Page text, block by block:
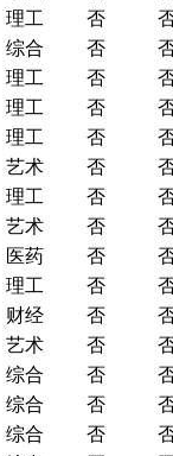
理工 否
综合 否
理工 否
理工 否
理工 否
艺术 否
理工 否
艺术 否
医药 否
理工 否
财经 否
艺术 否
综合 否
综合 否
综合 否